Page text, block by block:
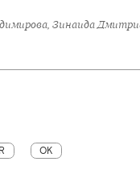
Зинаида
OK